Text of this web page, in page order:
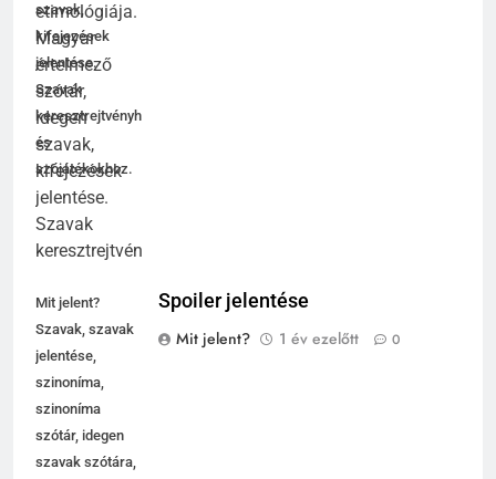
szavak,
kifejezések
jelentése.
Szavak
keresztrejtvényhez
és
szójátékokhoz.
Mit jelent?
Szavak, szavak
jelentése,
szinoníma,
szinoníma
szótár, idegen
szavak szótára,
Spoiler jelentése
Mit jelent?
1 év ezelőtt 0